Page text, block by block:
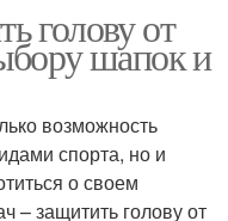
голову от
шапок и
возможность
спорта, но и
о своем
– защитить голову от